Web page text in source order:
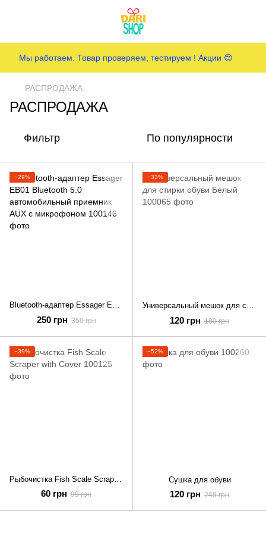
Мы работаем. Товар проверяем, тестируем ! Акции 😍
РАСПРОДАЖА
РАСПРОДАЖА
Фильтр По популярности
−29%
Bluetooth-адаптер Essager EB01 Bluetooth 5.0 автомобильный приемник AUX с микрофоном
250 грн 350 грн
−33%
Универсальный мешок для стирки обуви Белый
120 грн 180 грн
−39%
60 грн 99 грн
−52%
Сушка для обуви
120 грн 249 грн